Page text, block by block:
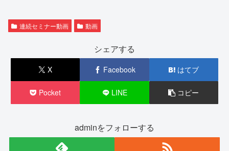
連続セミナー動画 動画
シェアする
X Facebook はてブ
Pocket LINE コピー
adminをフォローする